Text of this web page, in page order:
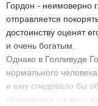
Гордон - неимоверно
отправляется
достоинству оценят
и очень богатым.
Однако в Голливуде
нормального
и ему следовало бы
обидевшись на весь